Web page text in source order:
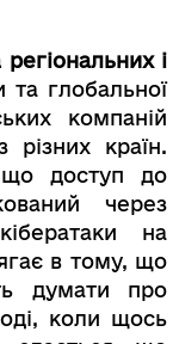
і
глобальної
компаній
різних країн.
доступ до
через
на
в тому, що
думати про
коли щось